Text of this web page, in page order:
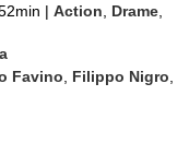
| Action Drame
Favino Filippo Nigro